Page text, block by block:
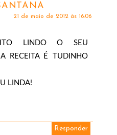
21 de maio de 2012 às 16:06
LINDO O SEU
RECEITA É TUDINHO
LINDA!
Responder